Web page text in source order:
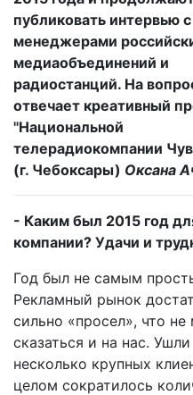
публиковать интервью
менеджерами
медиаобъединений и
радиостанций. На
отвечает креативный
"Национальной
телерадиокомпании
(г. Чебоксары) Оксана
- Каким был 2015 год
компании? Удачи и
Год был не самым
Рекламный рынок
сильно «просел», что не
сказаться и на нас. Ушли
несколько крупных
целом сократилось